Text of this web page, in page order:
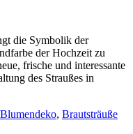
die Symbolik der
der Hochzeit zu
frische und interessante
des Straußes in
Blumendeko, Brautsträuße